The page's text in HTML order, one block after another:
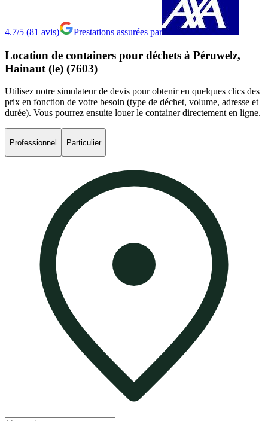
4.7/5 (81 avis) Prestations assurées par
Location de containers pour déchets à Péruwelz,
Hainaut (le) (7603)
Utilisez notre simulateur de devis pour obtenir en quelques clics des
prix en fonction de votre besoin (type de déchet, volume, adresse et
durée). Vous pourrez ensuite louer le container directement en ligne.
Professionnel Particulier